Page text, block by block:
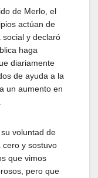
de Merlo, el
actúan de
y declaró
haga
diariamente
de ayuda a la
un aumento en
voluntad de
cero y sostuvo
que vimos
pero que